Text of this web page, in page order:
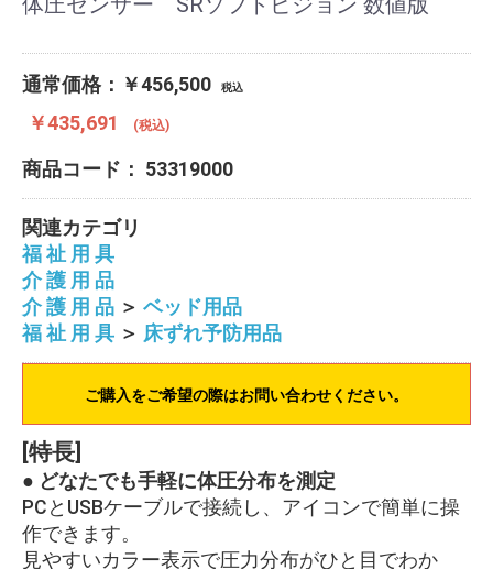
通常価格：￥456,500 税込
￥435,691 (税込)
商品コード： 53319000
関連カテゴリ
福 祉 用 具
介 護 用 品
介 護 用 品 ＞ ベッド用品
福 祉 用 具 ＞ 床ずれ予防用品
ご購入をご希望の際はお問い合わせください。
[特長]
● どなたでも手軽に体圧分布を測定
PCとUSBケーブルで接続し、アイコンで簡単に操
作できます。
見やすいカラー表示で圧力分布がひと目でわか